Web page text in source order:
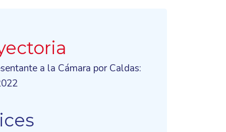
a la Cámara por Caldas: